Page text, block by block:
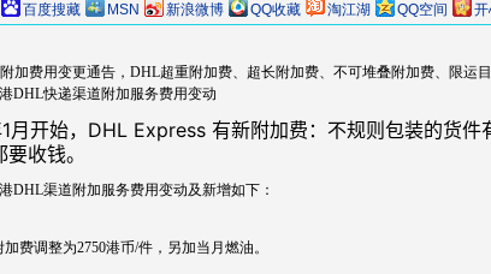
百度搜藏 MSN 新浪微博 QQ收藏 淘江湖 QQ空间 开
加费用变更通告，DHL超重附加费、超长附加费、不可堆叠附加费、限运
DHL快递渠道附加服务费用变动
月开始，DHL Express 有新附加费：不规则包装的货
收钱。
DHL渠道附加服务费用变动及新增如下：
费调整为2750港币/件，另加当月燃油。